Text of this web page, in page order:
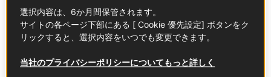
添えてくれるような、特別なワインがシャンパーニュ
です。
フランスのシャンパーニュ地方で、「瓶内二次発酵」
とをシャンパーニュと呼びます。熟成させる期間など
選択内容は、6か月間保管されます。
サイトの各ページ下部にある [ Cookie 優先設定] ボタンをク
リックすると、選択内容をいつでも変更できます。
当社のプライバシーポリシーについてもっと詳しく